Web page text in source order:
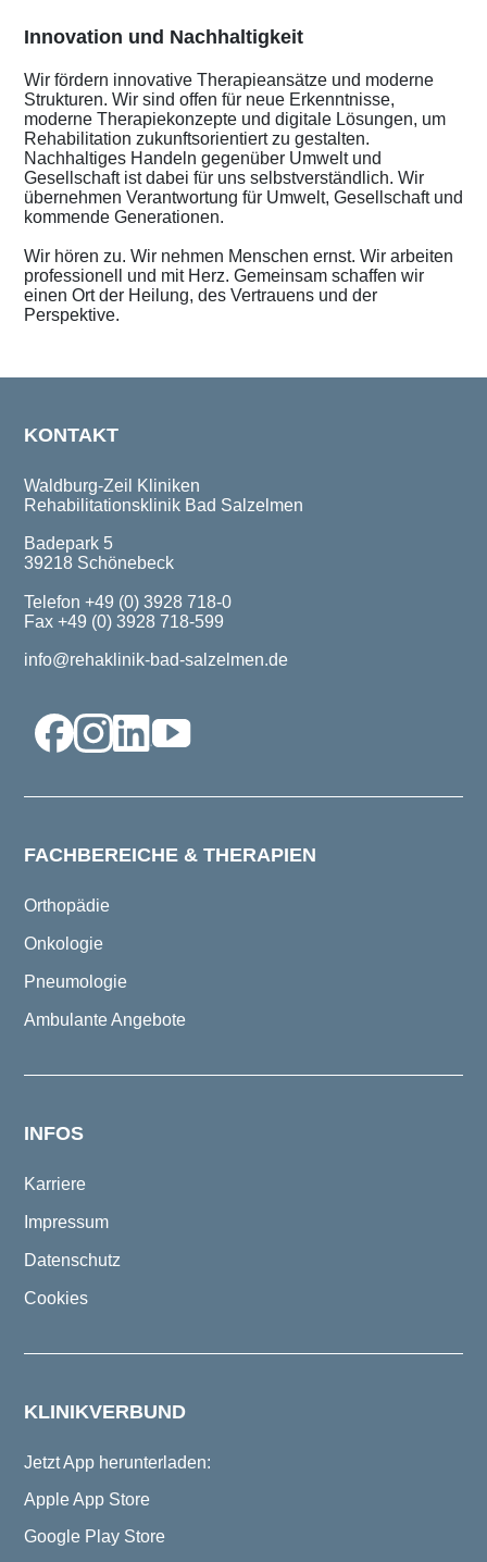
Innovation und Nachhaltigkeit
Wir fördern innovative Therapieansätze und moderne
Strukturen. Wir sind offen für neue Erkenntnisse,
moderne Therapiekonzepte und digitale Lösungen, um
Rehabilitation zukunftsorientiert zu gestalten.
Nachhaltiges Handeln gegenüber Umwelt und
Gesellschaft ist dabei für uns selbstverständlich. Wir
übernehmen Verantwortung für Umwelt, Gesellschaft und
kommende Generationen.
Wir hören zu. Wir nehmen Menschen ernst. Wir arbeiten
professionell und mit Herz. Gemeinsam schaffen wir
einen Ort der Heilung, des Vertrauens und der
Perspektive.
KONTAKT
Waldburg-Zeil Kliniken
Rehabilitationsklinik Bad Salzelmen
Badepark 5
39218 Schönebeck
Telefon +49 (0) 3928 718-0
Fax +49 (0) 3928 718-599
info@rehaklinik-bad-salzelmen.de
FACHBEREICHE & THERAPIEN
Orthopädie
Onkologie
Pneumologie
Ambulante Angebote
INFOS
Karriere
Impressum
Datenschutz
Cookies
KLINIKVERBUND
Jetzt App herunterladen:
Apple App Store
Google Play Store